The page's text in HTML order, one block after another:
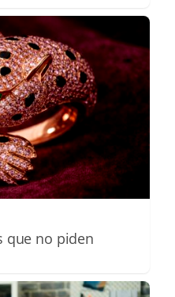
que no piden